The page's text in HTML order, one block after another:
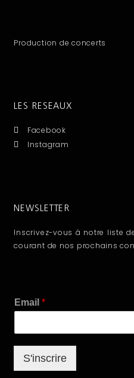
Production de concerts
LES RESEAUX
Facebook
Instagram
NEWSLETTER
Inscrivez-vous à notre liste
courant de nos prochains
E
m
i
l
Email*
S'inscrire